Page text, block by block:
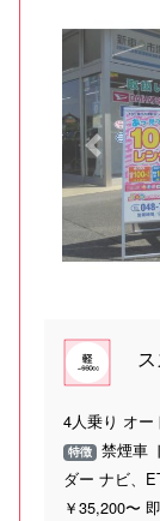
4人乗り オー
特徴 禁煙車
ダー ナビ、
￥35,200〜